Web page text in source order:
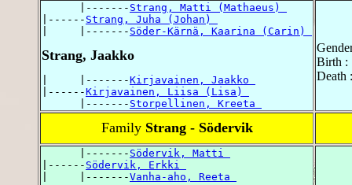
      |-------
Strang, Matti (Mathaeus)
|------ Strang, Juha (Johan)
|     |------- Söder-Kärnä, Kaarina (Carin)
Strang, Jaakko
|     |-------Kirjavainen, Jaakko
|------Kirjavainen, Liisa (Lisa)
      |-------
Storpellinen, Kreeta
Birth :
Death
Family Strang - Södervik
      |-------
Södervik, Matti
|------ Södervik, Erkki
|     |-------Vanha-aho, Reeta